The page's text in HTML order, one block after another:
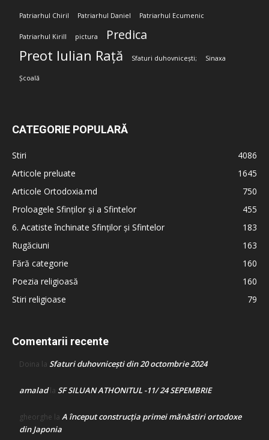
Patriarhul Chiril Patriarhul Daniel Patriarhul Ecumenic
Patriarhul Kirill pictura Predica
Preot Iulian Rață Sfaturi duhovnicești; Sinaxa
Școală
CATEGORIE POPULARĂ
Stiri
4086
Articole preluate
1645
Articole Ortodoxia.md
750
Proloagele Sfinților și a Sfintelor
455
6. Acatiste închinate Sfinților și Sfintelor
183
Rugăciuni
163
Fără categorie
160
Poezia religioasă
160
Stiri religioase
79
Comentarii recente
Doina la Sfaturi duhovnicești din 20 octombrie 2024
amaladla SF SILUAN ATHONITUL -11/ 24 SEPEMBRIE
gheorghe la A început construcţia primei mănăstiri ortodoxe
din Japonia